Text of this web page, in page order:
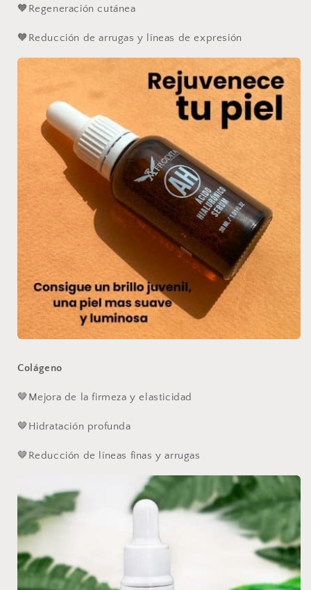
🧡Regeneración cutánea
🧡Reducción de arrugas y líneas de expresión
Colágeno
🤎Mejora de la firmeza y elasticidad
🤎Hidratación profunda
🤎Reducción de líneas finas y arrugas